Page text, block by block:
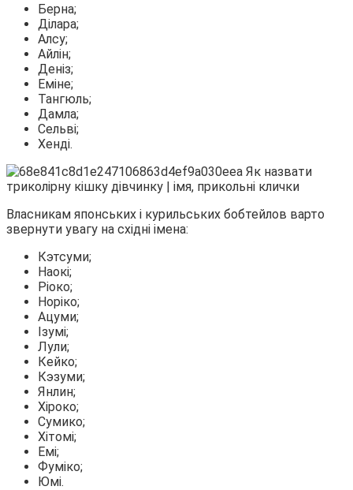
Берна;
Ділара;
Алсу;
Айлін;
Деніз;
Еміне;
Тангюль;
Дамла;
Сельві;
Хенді.
Власникам японських і курильських бобтейлов варто
звернути увагу на східні імена:
Кэтсуми;
Наокі;
Ріоко;
Норіко;
Ацуми;
Ізумі;
Лули;
Кейко;
Кэзуми;
Янлин;
Хіроко;
Сумико;
Хітомі;
Емі;
Фуміко;
Юмі.